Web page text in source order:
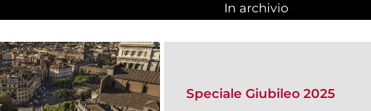
In archivio
Speciale Giubileo 2025